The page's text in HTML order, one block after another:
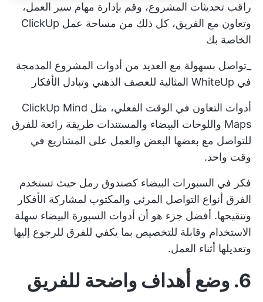
راقب تحديثات المشروع، وقم بإدارة مهام سير العمل،
وتعاون مع الفريق، كل ذلك من مساحة عمل ClickUp
الخاصة بك
_تواصل بسهولة مع العديد من أدوات المشروع المدمجة
في WhiteUp المثالية للعصف الذهني وتبادل الأفكار
أدوات التعاون في الوقت الفعلي، مثل ClickUp Mind
Maps واللوحات البيضاء والمستندات طريقة رائعة للفرق
للتواصل مع بعضها البعض والعمل على المشاريع في
وقت واحد.
فكر في السبورات البيضاء كصندوق رمل حيث تستخدم
الفرق أنواع التواصل المرئي والمكتوب لمشاركة الأفكار
وتنقيحها. أفضل جزء هو أن أدوات السبورة البيضاء سهلة
الاستخدام وقابلة للتخصيص بما يكفي للفرق للرجوع إليها
وتعديلها أثناء العمل.
6. وضع أهداف واضحة للفريق